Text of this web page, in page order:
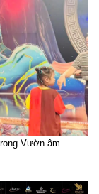
Vườn âm